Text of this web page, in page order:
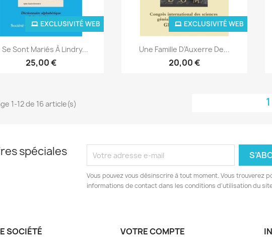
Aperçu rapide
Se Sont Mariés À Lindry...
25,00 €
EXCLUSIVITÉ WEB
Aperçu rapide
Une Famille D’Auxerre De...
20,00 €
EXCLUSIVITÉ WEB
1-12 de 16 article(s) 1
spéciales
Vous pouvez vous désinscrire à tout moment. Vous trouverez
informations de contact dans les conditions d'utilisation du
SOCIÉTÉ VOTRE COMPTE